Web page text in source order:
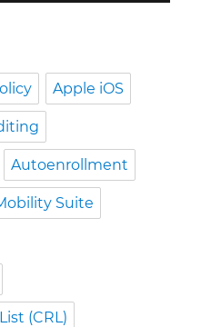
Apple iOS
Autoenrollment
Suite
(CRL)